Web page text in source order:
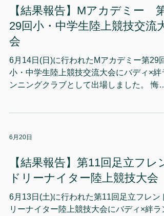
ます。 ■ 日程変更に伴う「不参加」への返
金対応について この度の日程の変更によ
り、ご参加が難しくなってしまった団体の
様におかれましては、参加費の返金処理を
は、本大会を中止とさせていただきます。
お、万が一大会が中止となった場合には、
加費のを返金させていただきます。（※返
の手続き等詳細につきましては、中止が決
した際に改めてご連絡いたします） ■ 大会
中止の場合には、こちらのサイトにて発表
たします。ご参加、ご観戦を予定されてい
【結果報告】Mアカデミー 第
29回小・中学生陸上競技交流大
会
6月14日(日)に行われたMアカデミー第29回
小・中学生陸上競技交流大会にバディ×絆
ンニングクラブとして出場しました。 悔し
としてサポートを行っていきます！ 【大会
二 8.72 ○男子小学4年 60m 細谷直
生 10.45 ○男子小学6年 800m
位 髙橋遼真 2:35.44 北見拓人
2:48.28 ○女子小学5年 800m 3位 阿部
五葉 2:55.14 4位 関本凜 2:56.59
6月20日
【結果報告】第11回足立フレン
ドリーナイター陸上競技大会
6月13日(土)に行われた第11回足立フレンド
リーナイター陸上競技大会にバディ×絆ラ